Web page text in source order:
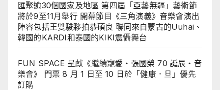
匯聚逾30個國家及地區 第四屆「亞藝無疆」藝術節
將於9至11月舉行 開幕節目《三角演義》音樂會演出
陣容包括王雙駿夥拍恭碩良 聯同來自蒙古的Uuhai、
韓國的KARDI和泰國的KIKI震懾舞台
FUN SPACE 呈獻《繼續寵愛・張國榮 70 誕辰・音
樂會》 門票 8 月 1 日至 10 日於「健康．旦」優先
訂購